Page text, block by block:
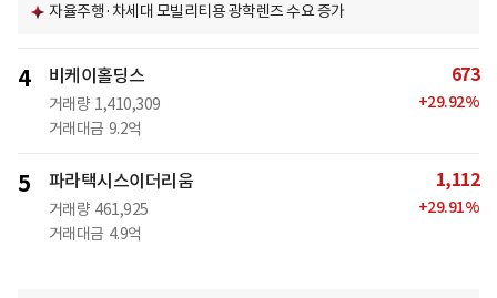
자율주행·차세대 모빌리티용 광학렌즈 수요 증가
4 비케이홀딩스
거래량 1,410,309
거래대금 9.2억
673
+29.92%
5 파라택시스이더리움
거래량 461,925
거래대금 4.9억
1,112
+29.91%